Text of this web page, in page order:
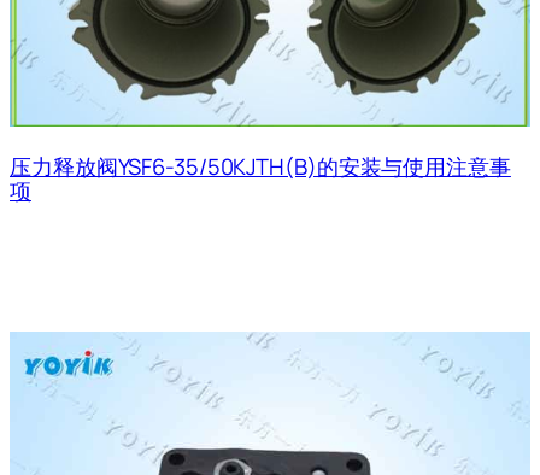
压力释放阀YSF6-35/50KJTH(B)的安装与使用注意事
项